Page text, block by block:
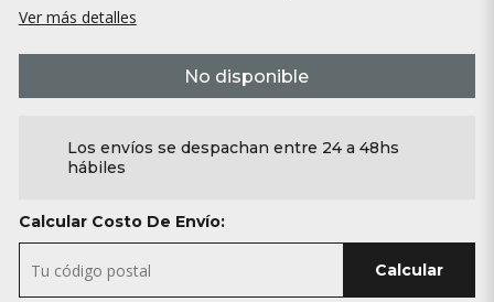
Ver más detalles
No disponible
Los envíos se despachan entre 24 a 48hs
hábiles
Calcular Costo De Envío:
Calcular